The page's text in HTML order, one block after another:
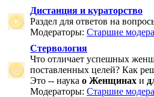
Дистанция и кураторство
Раздел для ответов на
Модераторы: Старшие
Стервология
Что отличает успешных
поставленных целей? Как
Это -- наука о Женщинах и
Модераторы: Старшие